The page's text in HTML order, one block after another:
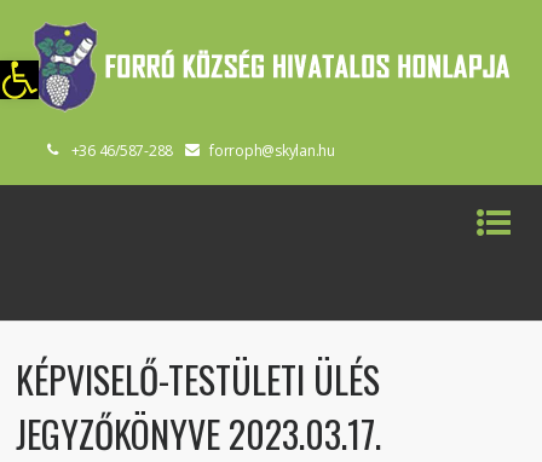
Eszköztár megnyitása
+36 46/587-288 forroph@skylan.hu
KÉPVISELŐ-TESTÜLETI ÜLÉS
JEGYZŐKÖNYVE 2023.03.17.